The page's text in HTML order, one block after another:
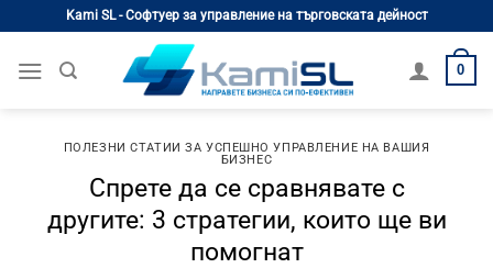
content
Kami SL - Софтуер за управление на търговската дейност
0
ПОЛЕЗНИ СТАТИИ ЗА УСПЕШНО УПРАВЛЕНИЕ НА ВАШИЯ
БИЗНЕС
Спрете да се сравнявате с
другите: 3 стратегии, които ще ви
помогнат